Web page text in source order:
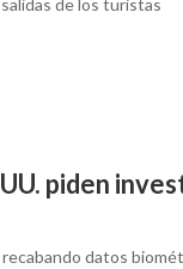
de los turistas
piden
datos